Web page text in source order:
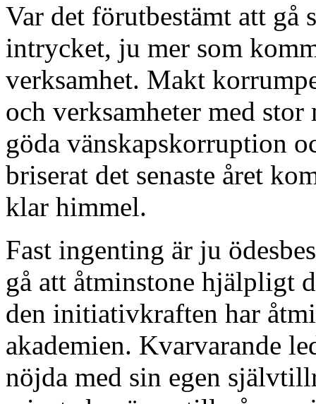
Var det förutbestämt att gå
intrycket, ju mer som
verksamhet. Makt
och verksamheter med
göda vänskapskorruption
briserat det senaste året
klar himmel.
Fast ingenting är ju
gå att åtminstone hjälpligt
den initiativkraften har
akademien. Kvarvarande
nöjda med sin egen